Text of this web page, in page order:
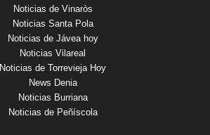
Noticias de Vinaròs
Noticias Santa Pola
Noticias de Jávea hoy
Noticias Vilareal
Noticias de Torrevieja Hoy
News Denia
Noticias Burriana
Noticias de Peñíscola